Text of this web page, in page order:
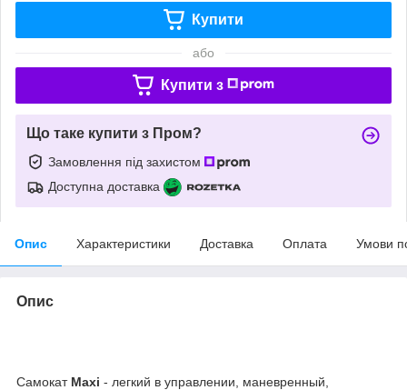
Купити
або
Купити з
Що таке купити з Пром?
Замовлення під захистом
Доступна доставка
Опис Характеристики Доставка Оплата Умови
Опис
Самокат Maxi - легкий в управлении, маневренный,